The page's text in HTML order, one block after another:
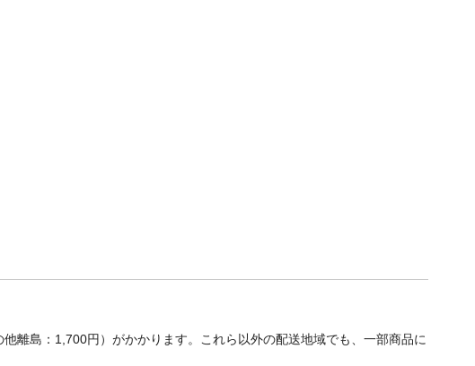
離島：1,700円）がかかります。これら以外の配送地域でも、一部商品に